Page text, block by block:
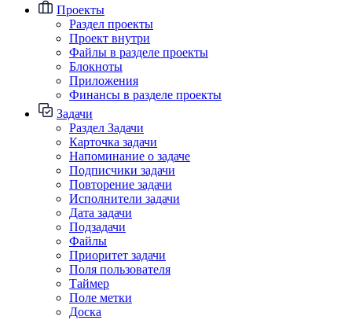
Проекты
Раздел проекты
Проект внутри
Файлы в разделе проекты
Блокноты
Приложения
Финансы в разделе проекты
Задачи
Раздел Задачи
Карточка задачи
Напоминание о задаче
Подписчики задачи
Повторение задачи
Исполнители задачи
Дата задачи
Подзадачи
Файлы
Приоритет задачи
Поля пользователя
Таймер
Поле метки
Доска